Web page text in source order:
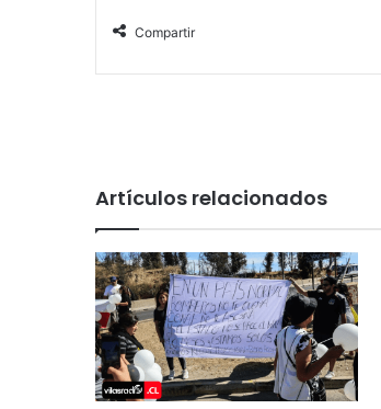
Compartir
Artículos relacionados